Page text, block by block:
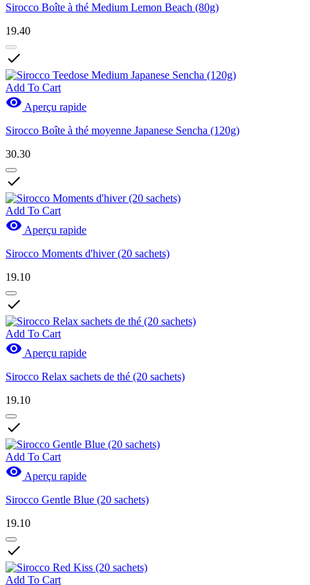
Sirocco Boîte à thé Medium Lemon Beach (80g)
19.40

Add To Cart
 Aperçu rapide
Sirocco Boîte à thé moyenne Japanese Sencha (120g)
30.30

Add To Cart
 Aperçu rapide
Sirocco Moments d'hiver (20 sachets)
19.10

Add To Cart
 Aperçu rapide
Sirocco Relax sachets de thé (20 sachets)
19.10

Add To Cart
 Aperçu rapide
Sirocco Gentle Blue (20 sachets)
19.10

Add To Cart